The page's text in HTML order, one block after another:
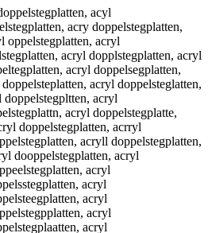
acrygl doppelstegplatten, acrhyl doppelstegplatten, acryhl doppelstegplatten, acrjyl doppelstegplatten, acryjl doppelstegplatten, acruyl doppelstegplatten, acryul doppelstegplatten, acr6yl doppelstegplatten, acry6l doppelstegplatten, acr7yl doppelstegplatten, acry7l doppelstegplatten, acrypl doppelstegplatten, acrylp doppelstegplatten, acryol doppelstegplatten, acrylo doppelstegplatten, acryil doppelstegplatten, acryli doppelstegplatten, acrykl doppelstegplatten, acrylk doppelstegplatten, acryml doppelstegplatten, acrylm doppelstegplatten, acryl xdoppelstegplatten, acryl dxoppelstegplatten, acryl sdoppelstegplatten, acryl dsoppelstegplatten, acryl wdoppelstegplatten, acryl dwoppelstegplatten, acryl edoppelstegplatten, acryl deoppelstegplatten, acryl rdoppelstegplatten, acryl droppelstegplatten, acryl fdoppelstegplatten, acryl dfoppelstegplatten, acryl vdoppelstegplatten, acryl dvoppelstegplatten, acryl cdoppelstegplatten, acryl dcoppelstegplatten, acryl dioppelstegplatten, acryl doippelstegplatten, acryl dkoppelstegplatten, acryl dokppelstegplatten, acryl dloppelstegplatten, acryl dolppelstegplatten, acryl dpoppelstegplatten, acryl d9oppelstegplatten, acryl do9ppelstegplatten, acryl d0oppelstegplatten, acryl do0ppelstegplatten, acryl dopopelstegplatten, acryl doplpelstegplatten, acryl doöppelstegplatten, acryl dopöpelstegplatten, acryl doüppelstegplatten, acryl dopüpelstegplatten, acryl dop0pelstegplatten, acryl doßppelstegplatten, acryl dopßpelstegplatten, acryl doppoelstegplatten, acryl dopplelstegplatten, acryl doppöelstegplatten, acryl doppüelstegplatten, acryl dopp0elstegplatten, acryl doppßelstegplatten, acryl doppwelstegplatten, acryl doppewlstegplatten, acryl doppselstegplatten, acryl doppeslstegplatten, acryl doppdelstegplatten, acryl doppedlstegplatten, acryl doppfelstegplatten, acryl doppeflstegplatten, acryl dopprelstegplatten, acryl dopperlstegplatten, acryl dopp3elstegplatten, acryl doppe3lstegplatten, acryl dopp4elstegplatten, acryl doppe4lstegplatten, acryl doppeplstegplatten, acryl doppelpstegplatten, acryl doppeolstegplatten, acryl doppelostegplatten, acryl doppeilstegplatten, acryl doppelistegplatten, acryl doppeklstegplatten, acryl doppelkstegplatten, acryl doppemlstegplatten, acryl doppelmstegplatten, acryl doppelqstegplatten, acryl doppelsqtegplatten, acryl doppelwstegplatten, acryl doppelswtegplatten, acryl doppelestegplatten, acryl doppelsetegplatten, acryl doppelzstegplatten, acryl doppelsztegplatten, acryl doppelxstegplatten, acryl doppelsxtegplatten, acryl doppelcstegplatten, acryl doppelsctegplatten, acryl doppelsrtegplatten, acryl doppelstregplatten, acryl doppelsftegplatten, acryl doppelstfegplatten, acryl doppelsgtegplatten, acryl doppelstgegplatten, acryl doppelshtegplatten, acryl doppelsthegplatten, acryl doppelsytegplatten, acryl doppelstyegplatten, acryl doppels5tegplatten, acryl doppelst5egplatten, acryl doppels6tegplatten, acryl doppelst6egplatten, acryl doppelstwegplatten, acryl doppelstewgplatten, acryl doppelstsegplatten, acryl doppelstesgplatten, acryl doppelstdegplatten, acryl doppelstedgplatten, acryl doppelstefgplatten, acryl doppelstergplatten, acryl doppelst3egplatten, acryl doppelste3gplatten, acryl doppelst4egplatten, acryl doppelste4gplatten, acryl doppelstegrplatten, acryl doppelstegfplatten, acryl doppelstevgplatten, acryl doppelstegvplatten, acryl doppelstetgplatten, acryl doppelstegtplatten, acryl doppelstebgplatten, acryl doppelstegbplatten, acryl doppelsteygplatten, acryl doppelstegyplatten, acryl doppelstehgplatten, acryl doppelsteghplatten, acryl doppelstengplatten, acryl doppelstegnplatten, acryl doppelstegoplatten, acryl doppelstegpolatten, acryl doppelsteglplatten, acryl doppelstegöplatten, acryl doppelstegpölatten, acryl doppelstegüplatten, acryl doppelstegpülatten, acryl doppelsteg0platten, acryl doppelstegp0latten, acryl doppelstegßplatten, acryl doppelstegpßlatten, acryl doppelstegplpatten, acryl doppelstegploatten, acryl doppelstegpilatten, acryl doppelstegpliatten, acryl doppelstegpklatten, acryl doppelstegplkatten, acryl doppelstegpmlatten, acryl doppelstegplmatten, acryl doppelstegplqatten, acryl doppelstegplaqtten, acryl doppelstegplwatten, acryl